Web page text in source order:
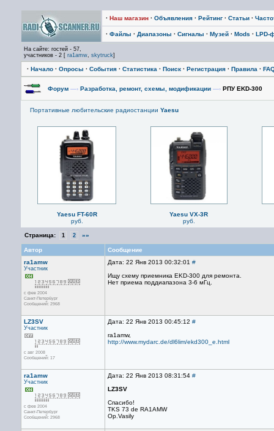
· Наш магазин · Объявления · Рейтинг · Статьи ·
· Файлы · Диапазоны · Сигналы · Музей · Mods · LPD-
На сайте: гостей - 57,
участников - 2 [ ra1amw, skytruck]
· Начало · Опросы · События · Статистика · Поиск · Регистрация · Правила ·
Форум —› Разработка, ремонт, схемы, модификации —› РПУ EKD-300
Портативные любительские радиостанции Yaesu
Yaesu FT-60R
руб.
Yaesu VX-3R
руб.
Страница: 1 2 »»
Автор
Сообщение
ra1amw
Участник
с фев 2004
Санкт-Петербург
Сообщений: 2968
Дата: 22 Янв 2013 00:32:01 #
Ищу схему приемника EKD-300 для ремонта.
Нет приема поддиапазона 3-6 мГц.
LZ3SV
Участник
с авг 2008
Сообщений: 17
Дата: 22 Янв 2013 00:45:12 #
ra1amw,
http://www.mydarc.de/dl6lim/ekd300_e.html
ra1amw
Участник
с фев 2004
Санкт-Петербург
Сообщений: 2968
Дата: 22 Янв 2013 08:31:54 #
LZ3SV
Спасибо!
TKS 73 de RA1AMW
Op.Vasily